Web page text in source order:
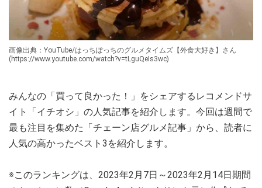
画像出典：YouTube/はっちぽっちのグルメタイムズ【外食大好き】さん
(https://www.youtube.com/watch?v=tLguQeIs3wc)
みんなの「買って良かった！」をシェアするレコメンドサ
イト「イチオシ」の人気記事を紹介します。今回は週間で
最も注目を集めた「チェーン店グルメ記事」から、読者に
人気の高かったベスト3を紹介します。
※このランキングは、2023年2月7日～2023年2月14日期間